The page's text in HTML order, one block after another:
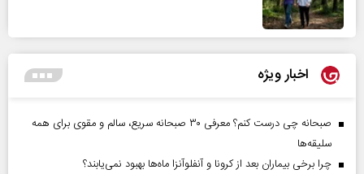
اخبار ویژه
صبحانه چی درست کنم؟ معرفی ۳۰ صبحانه سریع، سالم و مقوی برای همه
سلیقه‌ها
چرا برخی بیماران بعد از کرونا و آنفلوآنزا ماه‌ها بهبود نمی‌یابند؟